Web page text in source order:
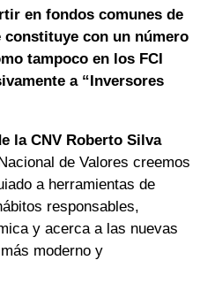
en fondos comunes de
con un número
tampoco en los FCI
a “Inversores
la CNV Roberto Silva
de Valores creemos
a herramientas de
responsables,
y acerca a las nuevas
moderno y